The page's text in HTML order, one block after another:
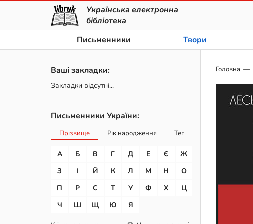
Українська електронна
бібліотека
Письменники Твори
Ваші закладки:
Закладки відсутні...
Письменники України:
Прізвище Рік народження Тег
А Б В Г Д Е Є
Ж
З
І Й К Л М Н
О
П
Р С Т У Ф Х
Ц
Ч
Ш Щ Ю Я
Головна